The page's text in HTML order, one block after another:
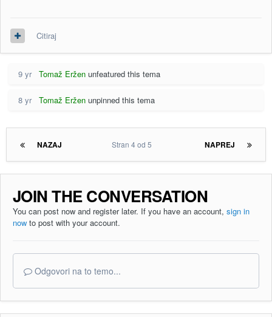
Citiraj
9 yr Tomaž Eržen unfeatured this tema
8 yr Tomaž Eržen unpinned this tema
NAZAJ NAPREJ
Stran 4 od 5
JOIN THE CONVERSATION
You can post now and register later. If you have an account, sign in
now to post with your account.
Odgovori na to temo...